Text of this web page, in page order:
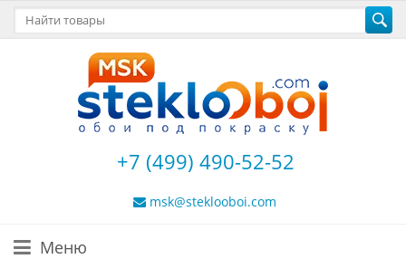
+7 (499) 490-52-52
msk@steklooboi.com
Меню